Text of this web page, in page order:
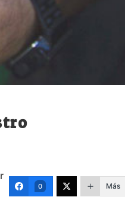
0 Más